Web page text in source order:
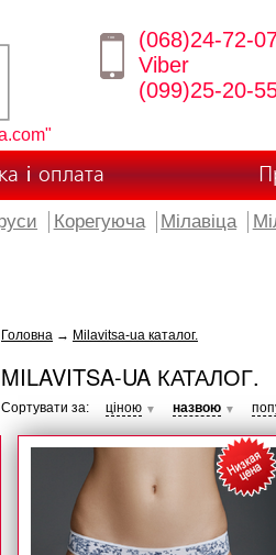
(068)24-72-
Viber
(099)25-20-
і оплата
Корегуюча Мілавіца
Головна → Milavitsa-ua каталог.
MILAVITSA-UA КАТАЛОГ.
Сортувати за: ціною ▼ назвою ▼